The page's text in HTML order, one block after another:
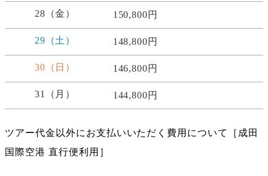
28（金） 150,800円
29（土） 148,800円
30（日） 146,800円
31（月） 144,800円
ツアー代金以外にお支払いいただく費用について［成田
国際空港 直行便利用］